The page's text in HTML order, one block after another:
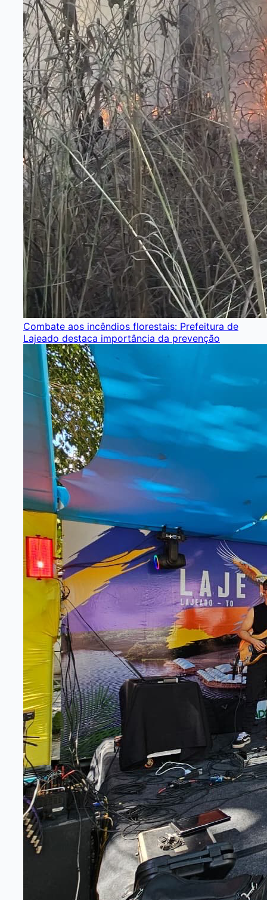
Combate aos incêndios florestais: Prefeitura de
Lajeado destaca importância da prevenção